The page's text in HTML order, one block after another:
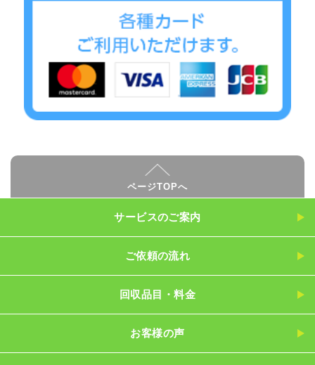
ページTOPへ
サービスのご案内
ご依頼の流れ
回収品目・料金
お客様の声